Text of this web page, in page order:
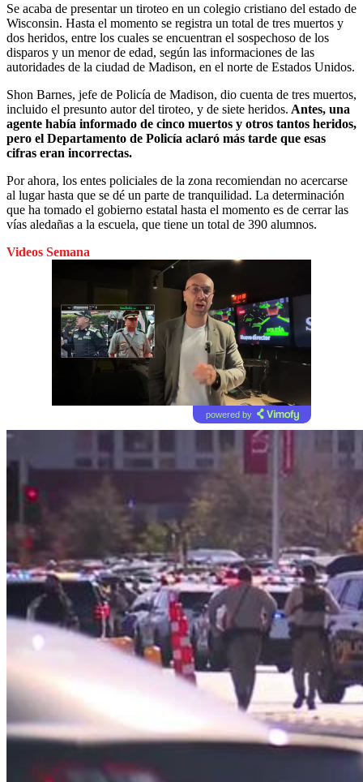
Se acaba de presentar un tiroteo en un colegio cristiano del estado de
Wisconsin. Hasta el momento se registra un total de tres muertos y
dos heridos, entre los cuales se encuentran el sospechoso de los
disparos y un menor de edad, según las informaciones de las
autoridades de la ciudad de Madison, en el norte de Estados Unidos.
Shon Barnes, jefe de Policía de Madison, dio cuenta de tres muertos,
incluido el presunto autor del tiroteo, y de siete heridos. Antes, una
agente había informado de cinco muertos y otros tantos heridos,
pero el Departamento de Policía aclaró más tarde que esas
cifras eran incorrectas.
Por ahora, los entes policiales de la zona recomiendan no acercarse
al lugar hasta que se dé un parte de tranquilidad. La determinación
que ha tomado el gobierno estatal hasta el momento es de cerrar las
vías aledañas a la escuela, que tiene un total de 390 alumnos.
Videos Semana
powered by